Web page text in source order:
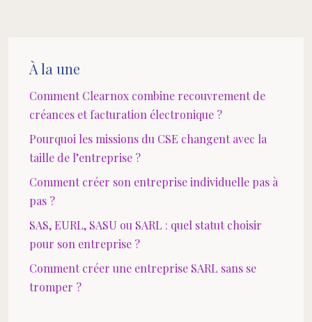
À la une
Comment Clearnox combine recouvrement de
créances et facturation électronique ?
Pourquoi les missions du CSE changent avec la
taille de l’entreprise ?
Comment créer son entreprise individuelle pas à
pas ?
SAS, EURL, SASU ou SARL : quel statut choisir
pour son entreprise ?
Comment créer une entreprise SARL sans se
tromper ?